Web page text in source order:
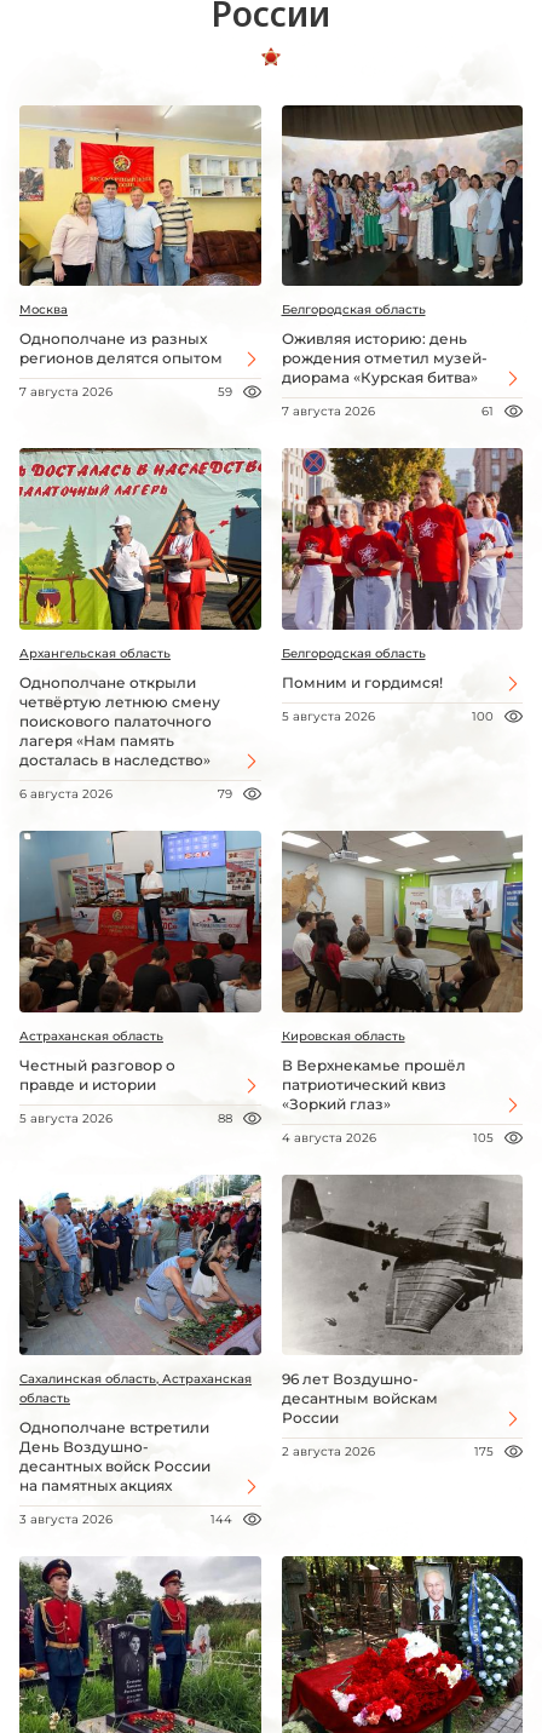
России
Москва
Однополчане из разных
регионов делятся опытом
7 августа 2026 59
Белгородская область
Оживляя историю: день
рождения отметил музей-
диорама «Курская битва»
7 августа 2026 61
Архангельская область
Однополчане открыли
четвёртую летнюю смену
поискового палаточного
лагеря «Нам память
досталась в наследство»
6 августа 2026 79
Белгородская область
Помним и гордимся!
5 августа 2026 100
Астраханская область
Честный разговор о
правде и истории
5 августа 2026 88
Кировская область
В Верхнекамье прошёл
патриотический квиз
«Зоркий глаз»
4 августа 2026 105
Сахалинская область, Астраханская
область
Однополчане встретили
День Воздушно-
десантных войск России
на памятных акциях
3 августа 2026 144
96 лет Воздушно-
десантным войскам
России
2 августа 2026 175